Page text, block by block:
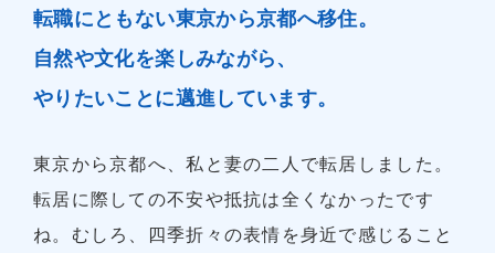
転職にともない東京から京都へ移住。
自然や文化を楽しみながら、
やりたいことに邁進しています。
東京から京都へ、私と妻の二人で転居しました。
転居に際しての不安や抵抗は全くなかったです
ね。むしろ、四季折々の表情を身近で感じること